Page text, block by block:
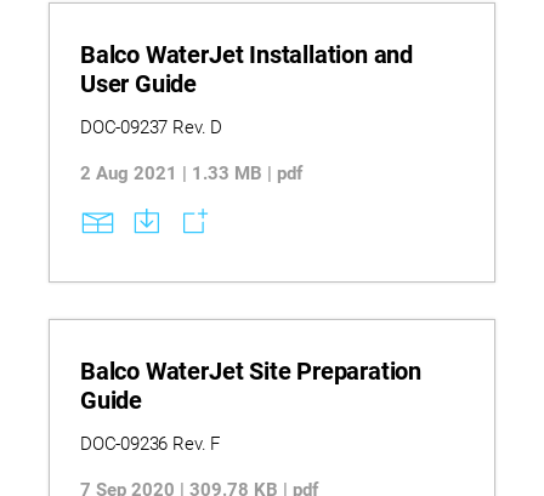
Balco WaterJet Installation and
User Guide
DOC-09237 Rev. D
2 Aug 2021 | 1.33 MB | pdf
Balco WaterJet Site Preparation
Guide
DOC-09236 Rev. F
7 Sep 2020 | 309.78 KB | pdf